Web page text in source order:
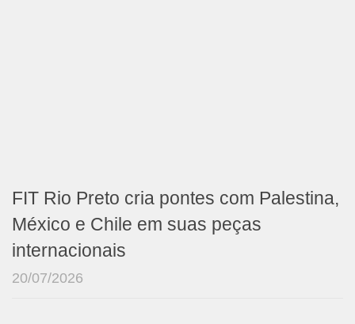
FIT Rio Preto cria pontes com Palestina,
México e Chile em suas peças
internacionais
20/07/2026